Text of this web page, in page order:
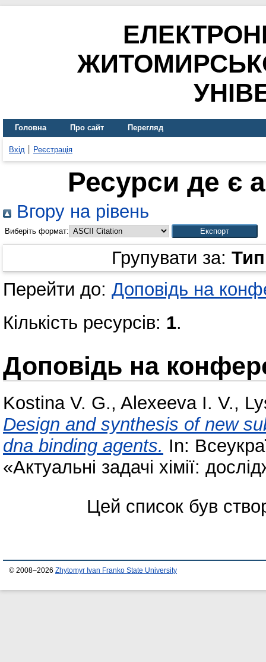
Головна Про сайт Перегляд
Вхід Реєстрація
Ресурси де є
Вгору на рівень
Виберіть формат:
Групувати за:
Перейти до: Доповідь на
Кількість ресурсів: 1.
Доповідь на
Kostina V. G., Alexeeva I. V.,
Design and synthesis of new
dna binding agents. In:
«Актуальні задачі хімії:
Цей список був
© 2008–2026 Zhytomyr Ivan Franko State University